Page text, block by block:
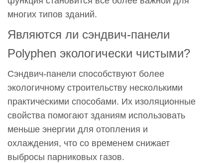
многих типов зданий.
Являются ли сэндвич-панели
Polyphen экологически чистыми?
Сэндвич-панели способствуют более
экологичному строительству несколькими
практическими способами. Их изоляционные
свойства помогают зданиям использовать
меньше энергии для отопления и
охлаждения, что со временем снижает
выбросы парниковых газов.